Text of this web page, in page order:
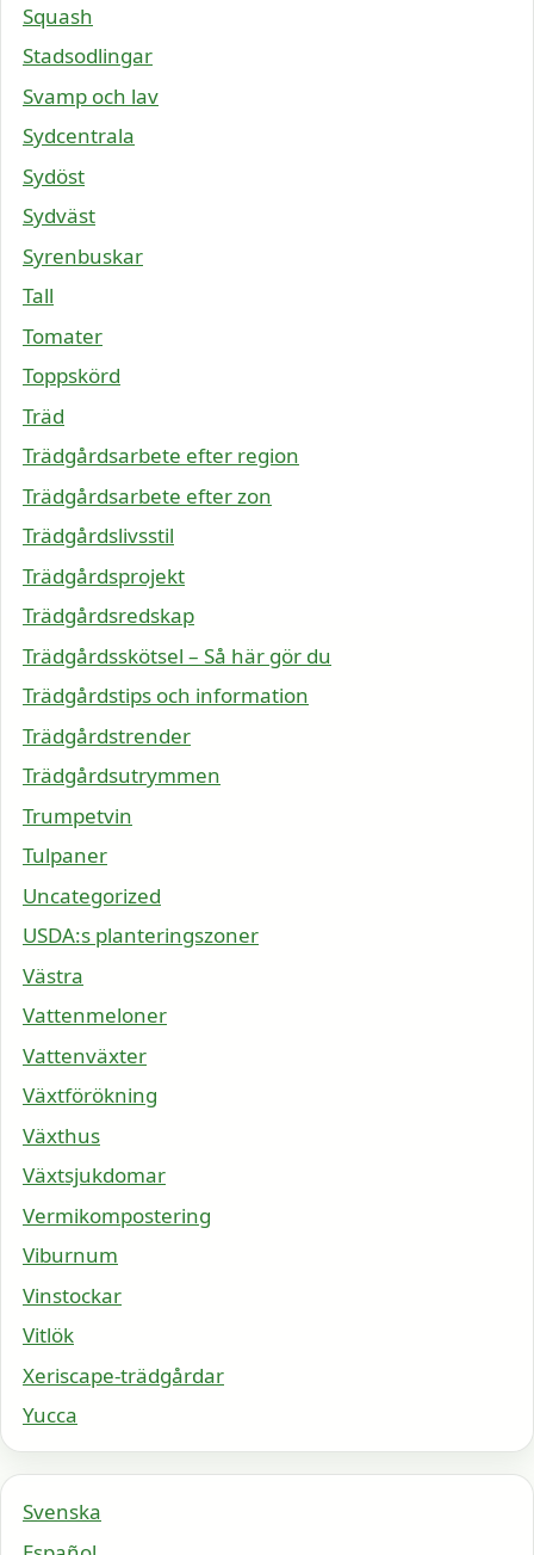
Squash
Stadsodlingar
Svamp och lav
Sydcentrala
Sydöst
Sydväst
Syrenbuskar
Tall
Tomater
Toppskörd
Träd
Trädgårdsarbete efter region
Trädgårdsarbete efter zon
Trädgårdslivsstil
Trädgårdsprojekt
Trädgårdsredskap
Trädgårdsskötsel – Så här gör du
Trädgårdstips och information
Trädgårdstrender
Trädgårdsutrymmen
Trumpetvin
Tulpaner
Uncategorized
USDA:s planteringszoner
Västra
Vattenmeloner
Vattenväxter
Växtförökning
Växthus
Växtsjukdomar
Vermikompostering
Viburnum
Vinstockar
Vitlök
Xeriscape-trädgårdar
Yucca
Svenska